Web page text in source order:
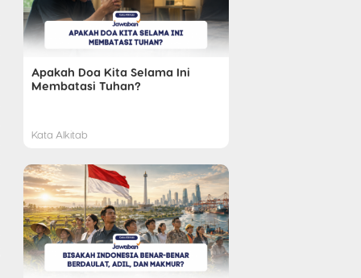
Apakah Doa Kita Selama Ini
Membatasi Tuhan?
Kata Alkitab